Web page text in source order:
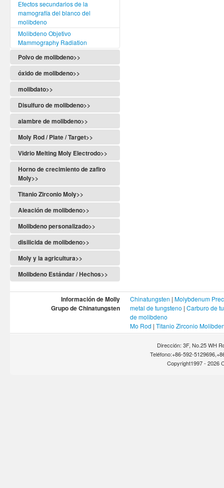
Efectos secundarios de la
mamografía del blanco del
molibdeno
Molibdeno Objetivo
Mammography Radiation
Polvo de molibdeno>>
óxido de molibdeno>>
molibdato>>
Disulfuro de molibdeno>>
alambre de molibdeno>>
Moly Rod / Plate / Target>>
Vidrio Melting Moly Electrodo>>
Horno de crecimiento de zafiro
Moly>>
Titanio Zirconio Moly>>
Aleación de molibdeno>>
Molibdeno personalizado>>
disilicida de molibdeno>>
Moly y la agricultura>>
Molibdeno Estándar / Hechos>>
Información de Molly Chinatungsten | Molybdenum
Grupo de Chinatungsten metal de tungsteno | Carburo de
de molibdeno
Mo Rod | Titanio Zirconio
Dirección: 3F, No.25 WH
Teléfono:+86-592-
Copyright1997 - 2026